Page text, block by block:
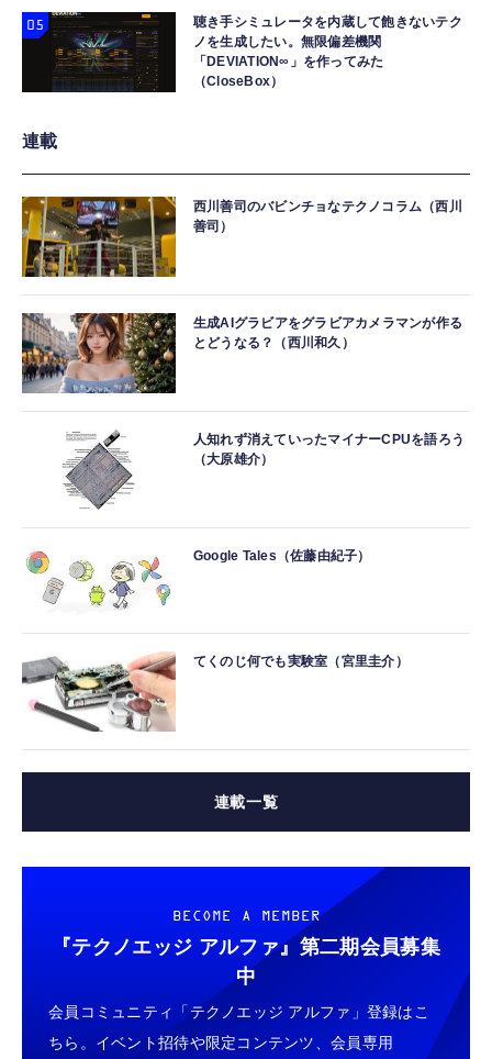
聴き手シミュレータを内蔵して飽きないテク
ノを生成したい。無限偏差機関
「DEVIATION∞」を作ってみた
（CloseBox）
連載
西川善司のバビンチョなテクノコラム（西川
善司）
生成AIグラビアをグラビアカメラマンが作る
とどうなる？（西川和久）
人知れず消えていったマイナーCPUを語ろう
（大原雄介）
Google Tales（佐藤由紀子）
てくのじ何でも実験室（宮里圭介）
連載一覧
BECOME A MEMBER
『テクノエッジ アルファ』 第二期会員募集
中
会員コミュニティ「テクノエッジ アルファ」登録はこ
ちら。イベント招待や限定コンテンツ、会員専用